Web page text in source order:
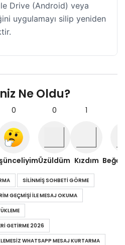
Drive (Android) veya
uygulamayı silip yeniden
Ne Oldu?
0 0
Üzüldüm
1
Kızdım
SILINMIŞ SOHBETI GÖRME
GEÇMIŞI ILE MESAJ OKUMA
GETIRME 2026
WHATSAPP MESAJ KURTARMA